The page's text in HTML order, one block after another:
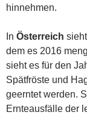
hinnehmen.
In Österreich
dem es 2016
sieht es für den
Spätfröste und
geerntet werden.
Ernteausfälle der